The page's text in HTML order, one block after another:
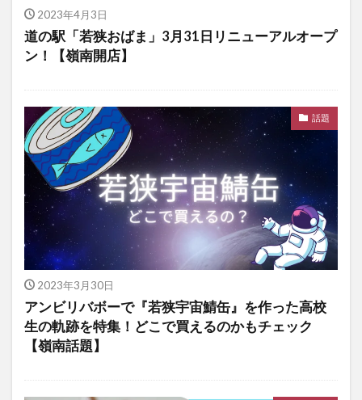
2023年4月3日
道の駅「若狭おばま」3月31日リニューアルオープ
ン！【嶺南開店】
話題
2023年3月30日
アンビリバボーで『若狭宇宙鯖缶』を作った高校
生の軌跡を特集！どこで買えるのかもチェック
【嶺南話題】